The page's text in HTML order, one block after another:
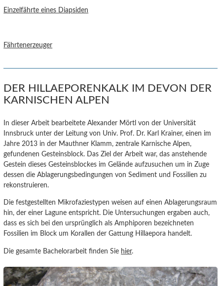
Einzelfährte eines Diapsiden
Fährtenerzeuger
DER HILLAEPORENKALK IM DEVON DER
KARNISCHEN ALPEN
In dieser Arbeit bearbeitete Alexander Mörtl von der Universität
Innsbruck unter der Leitung von Univ. Prof. Dr. Karl Krainer, einen im
Jahre 2013 in der Mauthner Klamm, zentrale Karnische Alpen,
gefundenen Gesteinsblock. Das Ziel der Arbeit war, das anstehende
Gestein dieses Gesteinsblockes im Gelände aufzusuchen um in Zuge
dessen die Ablagerungsbedingungen von Sediment und Fossilien zu
rekonstruieren.
Die festgestellten Mikrofaziestypen weisen auf einen Ablagerungsraum
hin, der einer Lagune entspricht. Die Untersuchungen ergaben auch,
dass es sich bei den ursprünglich als Amphiporen bezeichneten
Fossilien im Block um Korallen der Gattung Hillaepora handelt.
Die gesamte Bachelorarbeit finden Sie hier.